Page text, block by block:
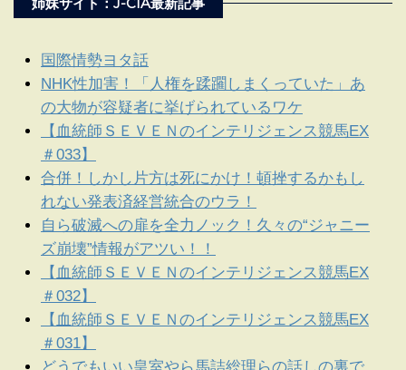
国際情勢ヨタ話
NHK性加害！「人権を蹂躙しまくっていた」あ
の大物が容疑者に挙げられているワケ
【血統師ＳＥＶＥＮのインテリジェンス競馬EX
＃033】
合併！しかし片方は死にかけ！頓挫するかもし
れない発表済経営統合のウラ！
自ら破滅への扉を全力ノック！久々の“ジャニー
ズ崩壊”情報がアツい！！
【血統師ＳＥＶＥＮのインテリジェンス競馬EX
＃032】
【血統師ＳＥＶＥＮのインテリジェンス競馬EX
＃031】